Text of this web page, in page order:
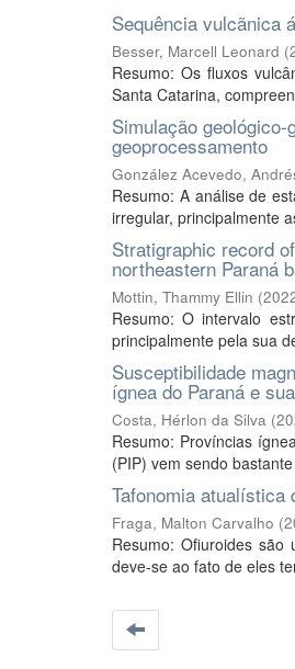
Sequência vulcãnica
Besser, Marcell Leonard (
Resumo: Os fluxos
Santa Catarina,
Simulação
geoprocessamento
González Acevedo,
Resumo: A análise de
irregular, principalmente
Stratigraphic record
northeastern Paraná
Mottin, Thammy Ellin (
Resumo: O intervalo
principalmente pela sua
Susceptibilidade
ígnea do Paraná e
Costa, Hérlon da Silva (
Resumo: Províncias
(PIP) vem sendo
Tafonomia atualística
Fraga, Malton Carvalho (
Resumo: Ofiuroides são
deve-se ao fato de eles